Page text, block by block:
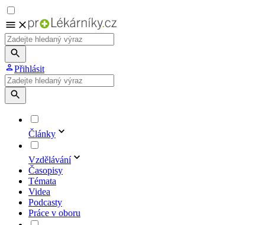
Přihlásit
Články
Vzdělávání
Časopisy
Témata
Videa
Podcasty
Práce v oboru